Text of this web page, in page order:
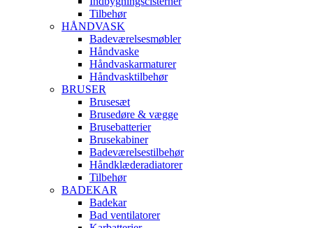
Tilbehør
HÅNDVASK
Badeværelsesmøbler
Håndvaske
Håndvaskarmaturer
Håndvasktilbehør
BRUSER
Brusesæt
Brusedøre & vægge
Brusebatterier
Brusekabiner
Badeværelsestilbehør
Håndklæderadiatorer
Tilbehør
BADEKAR
Badekar
Bad ventilatorer